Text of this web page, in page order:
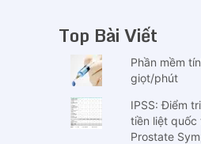
Top Bài Viết
Phần mềm
giọt/phút
IPSS: Điểm
tiền liệt quốc
Prostate